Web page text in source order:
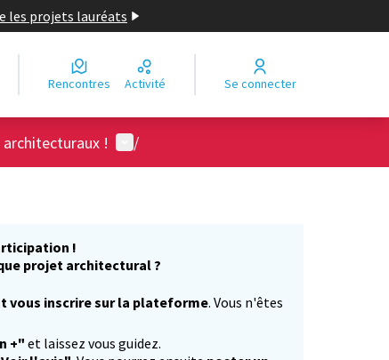
les projets lauréats
Rencontres Activité Se connecter
architecturaux ! Menu utilisateur
/
!
projet architectural ?
vous inscrire sur la plateforme. Vous n'êtes
+" et laissez vous guidez.